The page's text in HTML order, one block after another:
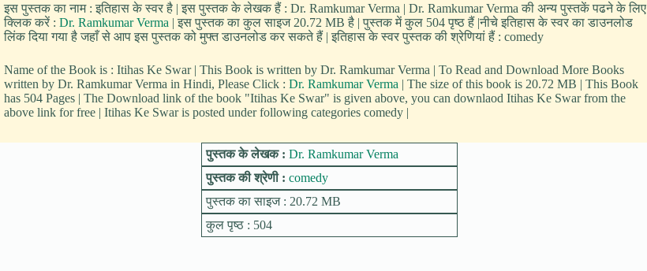
इस पुस्तक का नाम : इतिहास के स्वर है | इस पुस्तक के लेखक हैं : Dr. Ramkumar Verma | Dr. Ramkumar Verma की अन्य पुस्तकें पढने के लिए
क्लिक करें : Dr. Ramkumar Verma | इस पुस्तक का कुल साइज 20.72 MB है | पुस्तक में कुल 504 पृष्ठ हैं |नीचे इतिहास के स्वर का डाउनलोड
लिंक दिया गया है जहाँ से आप इस पुस्तक को मुफ्त डाउनलोड कर सकते हैं | इतिहास के स्वर पुस्तक की श्रेणियां हैं : comedy
Name of the Book is : Itihas Ke Swar | This Book is written by Dr. Ramkumar Verma | To Read and Download More Books
written by Dr. Ramkumar Verma in Hindi, Please Click : Dr. Ramkumar Verma | The size of this book is 20.72 MB | This Book
has 504 Pages | The Download link of the book "Itihas Ke Swar" is given above, you can downlaod Itihas Ke Swar from the
above link for free | Itihas Ke Swar is posted under following categories comedy |
पुस्तक के लेखक : Dr. Ramkumar Verma
पुस्तक की श्रेणी : comedy
पुस्तक का साइज : 20.72 MB
कुल पृष्ठ : 504